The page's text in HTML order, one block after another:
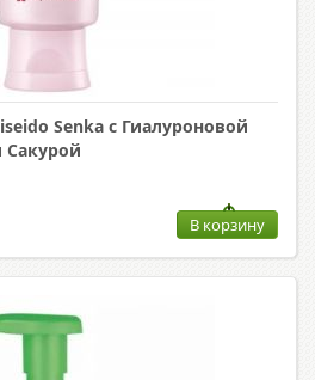
Senka с Гиалуроновой
В корзину